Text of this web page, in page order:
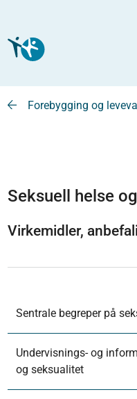
Forebygging og
Seksuell helse
Virkemidler,
Sentrale begreper på
Undervisnings- og
og seksualitet